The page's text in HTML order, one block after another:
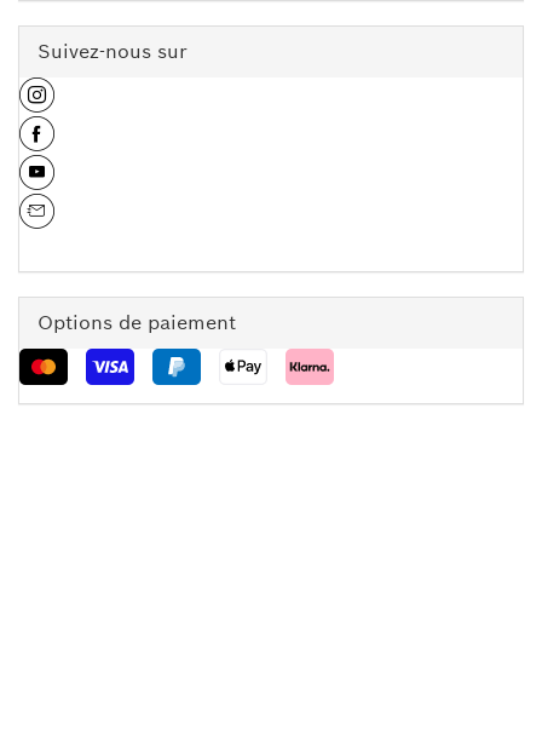
Suivez-nous sur
Options de paiement